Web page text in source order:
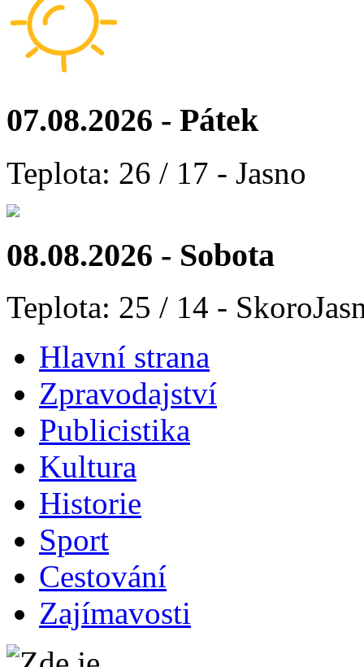
07.08.2026 - Pátek
Teplota: 26 / 17 - Jasno
08.08.2026 - Sobota
Teplota: 25 / 14 -
Hlavní strana
Zpravodajství
Publicistika
Kultura
Historie
Sport
Cestování
Zajímavosti